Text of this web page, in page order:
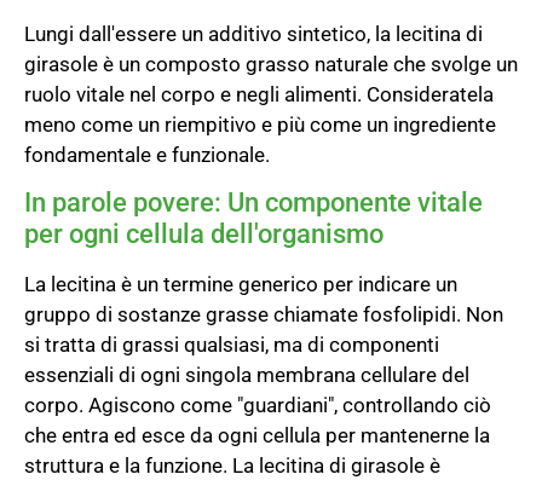
Lungi dall'essere un additivo sintetico, la lecitina di
girasole è un composto grasso naturale che svolge un
ruolo vitale nel corpo e negli alimenti. Consideratela
meno come un riempitivo e più come un ingrediente
fondamentale e funzionale.
In parole povere: Un componente vitale
per ogni cellula dell'organismo
La lecitina è un termine generico per indicare un
gruppo di sostanze grasse chiamate fosfolipidi. Non
si tratta di grassi qualsiasi, ma di componenti
essenziali di ogni singola membrana cellulare del
corpo. Agiscono come "guardiani", controllando ciò
che entra ed esce da ogni cellula per mantenerne la
struttura e la funzione. La lecitina di girasole è